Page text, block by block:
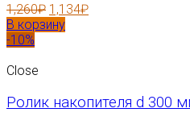
1,260₽ 1,134₽
В корзину
-10%
Close
Ролик накопителя d 300